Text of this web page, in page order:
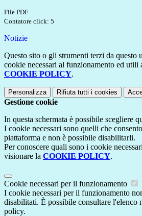
File PDF
Contatore click: 5
Notizie
Questo sito o gli strumenti terzi da questo
cookie necessari al funzionamento ed
COOKIE POLICY.
Personalizza Rifiuta tutti i cookies
Gestione cookie
In questa schermata è possibile scegliere
I cookie necessari sono quelli che
piattaforma e non è possibile disabilitarli.
Per conoscere quali sono i cookie
visionare la COOKIE POLICY.
Cookie necessari per il funzionamento
I cookie necessari per il funzionamento
disabilitati. È possibile consultare l'elenco
policy.